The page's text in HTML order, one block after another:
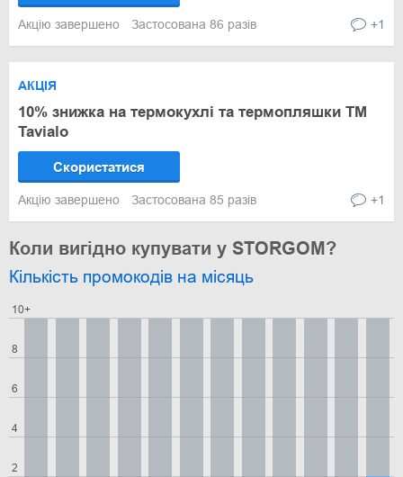
Акцію завершено Застосована 86 разів +1
АКЦІЯ
10% знижка на термокухлі та термопляшки ТМ
Tavialo
Скористатися
Акцію завершено Застосована 85 разів +1
Коли вигідно купувати у STORGOM?
Кількість промокодів на місяць
2
4
6
8
10+